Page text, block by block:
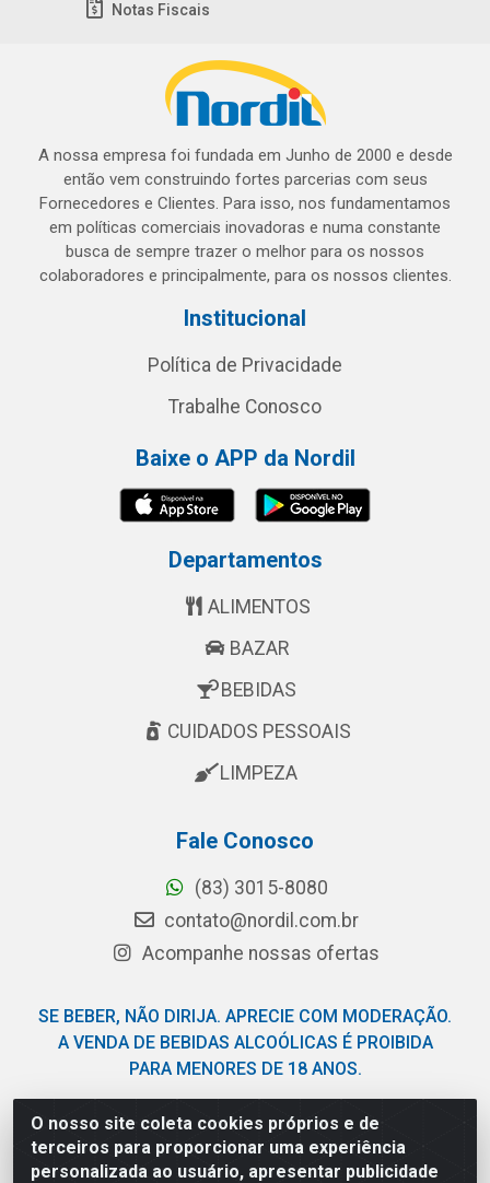
O nosso site coleta cookies próprios e de
terceiros para proporcionar uma experiência
personalizada ao usuário, apresentar publicidade
Notas Fiscais
A nossa empresa foi fundada em Junho de 2000 e desde
então vem construindo fortes parcerias com seus
Fornecedores e Clientes. Para isso, nos fundamentamos
em políticas comerciais inovadoras e numa constante
busca de sempre trazer o melhor para os nossos
colaboradores e principalmente, para os nossos clientes.
Institucional
Política de Privacidade
Trabalhe Conosco
Baixe o APP da Nordil
Departamentos
ALIMENTOS
BAZAR
BEBIDAS
CUIDADOS PESSOAIS
LIMPEZA
Fale Conosco
(83) 3015-8080
contato@nordil.com.br
Acompanhe nossas ofertas
SE BEBER, NÃO DIRIJA. APRECIE COM MODERAÇÃO.
A VENDA DE BEBIDAS ALCOÓLICAS É PROIBIDA
PARA MENORES DE 18 ANOS.
Nordil Distribuidora - Avenida Liberdade, 2738, Bloco F -
Sesi - Bayeux/PB - CEP 58.111-400 - CNPJ